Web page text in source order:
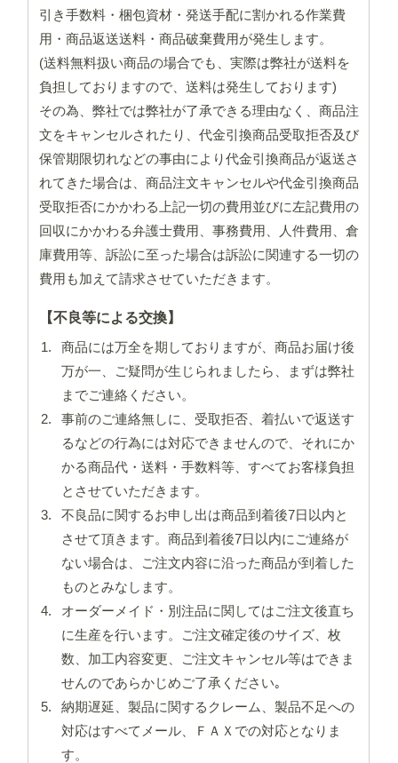
引き手数料・梱包資材・発送手配に割かれる作業費
用・商品返送送料・商品破棄費用が発生します。
(送料無料扱い商品の場合でも、実際は弊社が送料を
負担しておりますので、送料は発生しております)
その為、弊社では弊社が了承できる理由なく、商品注
文をキャンセルされたり、代金引換商品受取拒否及び
保管期限切れなどの事由により代金引換商品が返送さ
れてきた場合は、商品注文キャンセルや代金引換商品
受取拒否にかかわる上記一切の費用並びに左記費用の
回収にかかわる弁護士費用、事務費用、人件費用、倉
庫費用等、訴訟に至った場合は訴訟に関連する一切の
費用も加えて請求させていただきます。
【不良等による交換】
商品には万全を期しておりますが、商品お届け後
万が一、ご疑問が生じられましたら、まずは弊社
までご連絡ください。
事前のご連絡無しに、受取拒否、着払いで返送す
るなどの行為には対応できませんので、それにか
かる商品代・送料・手数料等、すべてお客様負担
とさせていただきます。
不良品に関するお申し出は商品到着後7日以内と
させて頂きます。商品到着後7日以内にご連絡が
ない場合は、ご注文内容に沿った商品が到着した
ものとみなします。
オーダーメイド・別注品に関してはご注文後直ち
に生産を行います。ご注文確定後のサイズ、枚
数、加工内容変更、ご注文キャンセル等はできま
せんのであらかじめご了承ください｡
納期遅延、製品に関するクレーム、製品不足への
対応はすべてメール、ＦＡＸでの対応となりま
す。